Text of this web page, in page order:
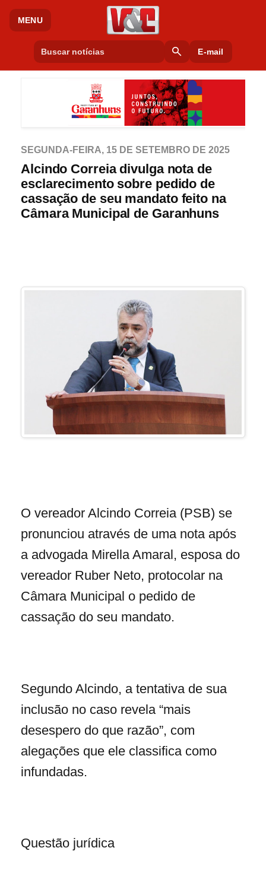
MENU
search E-mail
SEGUNDA-FEIRA, 15 DE SETEMBRO DE 2025
Alcindo Correia divulga nota de
esclarecimento sobre pedido de
cassação de seu mandato feito na
Câmara Municipal de Garanhuns
O vereador Alcindo Correia (PSB) se
pronunciou através de uma nota após
a advogada Mirella Amaral, esposa do
vereador Ruber Neto, protocolar na
Câmara Municipal o pedido de
cassação do seu mandato.
Segundo Alcindo, a tentativa de sua
inclusão no caso revela “mais
desespero do que razão”, com
alegações que ele classifica como
infundadas.
Questão jurídica